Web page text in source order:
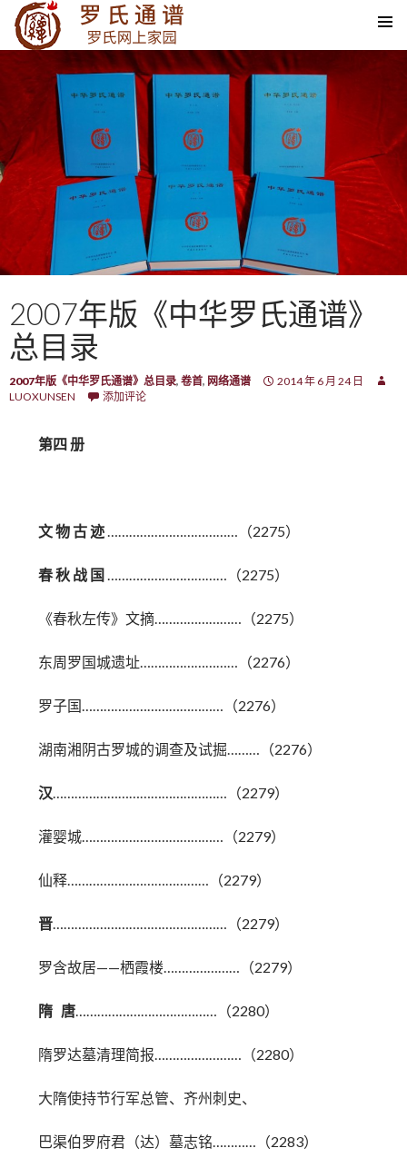
SKIP TO CONTENT
2007年版《中华罗氏通谱》
总目录
2007年版《中华罗氏通谱》总目录, 卷首, 网络通谱
2014 年 6 月 24 日
LUOXUNSEN
添加评论
第四 册
文 物 古 迹………………………………（2275）
春 秋 战 国 ……………………………（2275）
《春秋左传》文摘……………………（2275）
东周罗国城遗址………………………（2276）
罗子国…………………………………（2276）
湖南湘阴古罗城的调查及试掘………（2276）
汉…………………………………………（2279）
灌婴城…………………………………（2279）
仙释…………………………………（2279）
晋…………………………………………（2279）
罗含故居——栖霞楼…………………（2279）
隋 唐…………………………………（2280）
隋罗达墓清理简报……………………（2280）
大隋使持节行军总管、齐州刺史、
巴渠伯罗府君（达）墓志铭…………（2283）